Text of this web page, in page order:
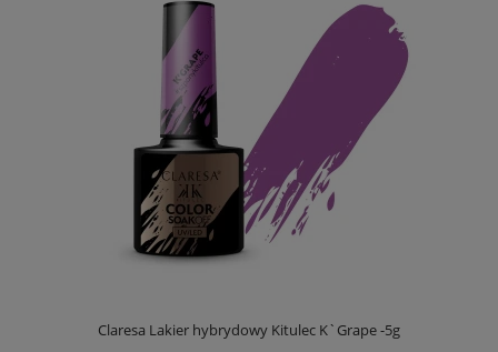
Claresa Lakier hybrydowy Kitulec K`Grape -5g